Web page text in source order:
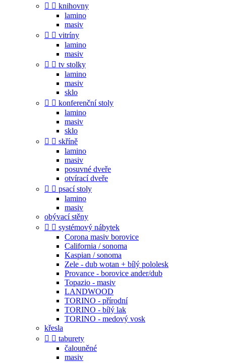
  knihovny
lamino
masiv
  vitríny
lamino
masiv
  tv stolky
lamino
masiv
sklo
  konferenční stoly
lamino
masiv
sklo
  skříně
lamino
masiv
posuvné dveře
otvírací dveře
  psací stoly
lamino
masiv
obývací stěny
  systémový nábytek
Corona masiv borovice
California / sonoma
Kaspian / sonoma
Zele - dub wotan + bílý pololesk
Provance - borovice ander/dub
Topazio - masiv
LANDWOOD
TORINO - přírodní
TORINO - bílý lak
TORINO - medový vosk
křesla
  taburety
čalouněné
masiv